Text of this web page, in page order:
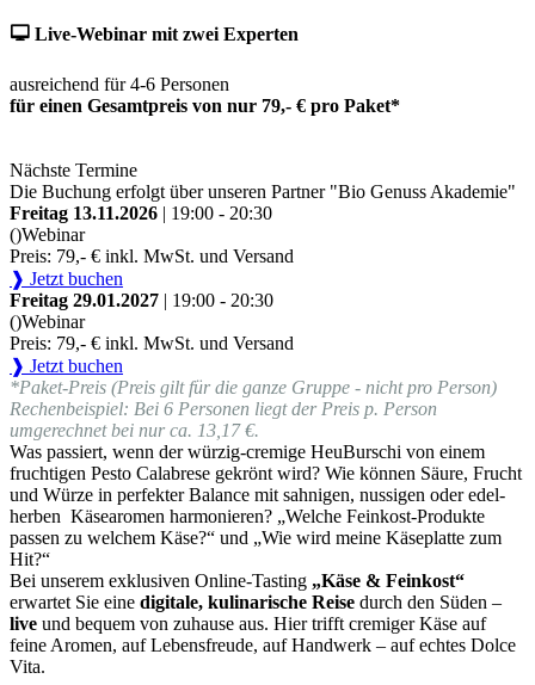
🖵 Live-Webinar mit zwei Experten
ausreichend für 4-6 Personen
für einen Gesamtpreis von nur 79,- € pro Paket*
Nächste Termine
Die Buchung erfolgt über unseren Partner "Bio Genuss Akademie"
Freitag 13.11.2026 | 19:00 - 20:30
()Webinar
Preis: 79,- € inkl. MwSt. und Versand
❱ Jetzt buchen
Freitag 29.01.2027 | 19:00 - 20:30
()Webinar
Preis: 79,- € inkl. MwSt. und Versand
❱ Jetzt buchen
*Paket-Preis (Preis gilt für die ganze Gruppe - nicht pro Person)
Rechenbeispiel: Bei 6 Personen liegt der Preis p. Person
umgerechnet bei nur ca. 13,17 €.
Was passiert, wenn der würzig-cremige HeuBurschi von einem
fruchtigen Pesto Calabrese gekrönt wird? Wie können Säure, Frucht
und Würze in perfekter Balance mit sahnigen, nussigen oder edel-
herben Käsearomen harmonieren? „Welche Feinkost-Produkte
passen zu welchem Käse?“ und „Wie wird meine Käseplatte zum
Hit?“
Bei unserem exklusiven Online-Tasting „Käse & Feinkost“
erwartet Sie eine digitale, kulinarische Reise durch den Süden –
live und bequem von zuhause aus. Hier trifft cremiger Käse auf
feine Aromen, auf Lebensfreude, auf Handwerk – auf echtes Dolce
Vita.